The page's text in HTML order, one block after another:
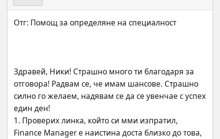
Здравей, Ники! Страшно много ти благодаря за
отговора! Радвам се, че имам шансове. Страшно
силно го желаем, надявам се да се увенчае с успех
един ден!
1. Проверих линка, който си мми изпратил,
Finance Manager е наистина доста близко до това,